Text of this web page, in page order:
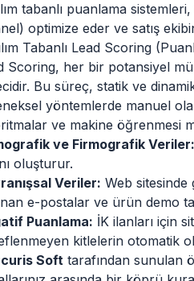
tabanlı puanlama
optimize eder ve satış
Tabanlı Lead Scoring
Scoring, her bir potansiyel
Bu süreç, statik ve
yöntemlerde manuel
ve makine öğrenmesi
ve Firmografik Veriler:
oluşturur.
Veriler: Web
e-postalar ve ürün demo
Puanlama: İK ilanları için
kitlelerin otomatik
Soft tarafından sunulan